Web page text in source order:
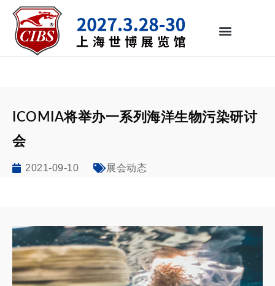
ICOMIA将举办一系列海洋生物污染研讨
会
2021-09-10 展会动态